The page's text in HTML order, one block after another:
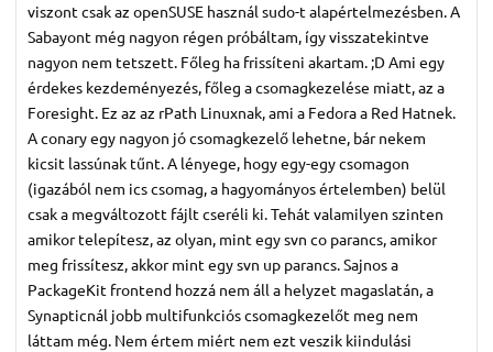
viszont csak az openSUSE használ sudo-t alapértelmezésben. A
Sabayont még nagyon régen próbáltam, így visszatekintve
nagyon nem tetszett. Főleg ha frissíteni akartam. ;D Ami egy
érdekes kezdeményezés, főleg a csomagkezelése miatt, az a
Foresight. Ez az az rPath Linuxnak, ami a Fedora a Red Hatnek.
A conary egy nagyon jó csomagkezelő lehetne, bár nekem
kicsit lassúnak tűnt. A lényege, hogy egy-egy csomagon
(igazából nem ics csomag, a hagyományos értelemben) belül
csak a megváltozott fájlt cseréli ki. Tehát valamilyen szinten
amikor telepítesz, az olyan, mint egy svn co parancs, amikor
meg frissítesz, akkor mint egy svn up parancs. Sajnos a
PackageKit frontend hozzá nem áll a helyzet magaslatán, a
Synapticnál jobb multifunkciós csomagkezelőt meg nem
láttam még. Nem értem miért nem ezt veszik kiindulási